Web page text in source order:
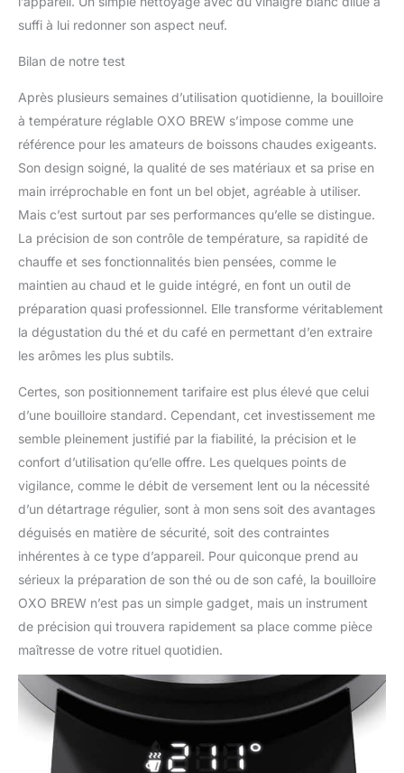
suffi à lui redonner son aspect neuf.
Bilan de notre test
Après plusieurs semaines d’utilisation quotidienne, la bouilloire
à température réglable OXO BREW s’impose comme une
référence pour les amateurs de boissons chaudes exigeants.
Son design soigné, la qualité de ses matériaux et sa prise en
main irréprochable en font un bel objet, agréable à utiliser.
Mais c’est surtout par ses performances qu’elle se distingue.
La précision de son contrôle de température, sa rapidité de
chauffe et ses fonctionnalités bien pensées, comme le
maintien au chaud et le guide intégré, en font un outil de
préparation quasi professionnel. Elle transforme véritablement
la dégustation du thé et du café en permettant d’en extraire
les arômes les plus subtils.
Certes, son positionnement tarifaire est plus élevé que celui
d’une bouilloire standard. Cependant, cet investissement me
semble pleinement justifié par la fiabilité, la précision et le
confort d’utilisation qu’elle offre. Les quelques points de
vigilance, comme le débit de versement lent ou la nécessité
d’un détartrage régulier, sont à mon sens soit des avantages
déguisés en matière de sécurité, soit des contraintes
inhérentes à ce type d’appareil. Pour quiconque prend au
sérieux la préparation de son thé ou de son café, la bouilloire
OXO BREW n’est pas un simple gadget, mais un instrument
de précision qui trouvera rapidement sa place comme pièce
maîtresse de votre rituel quotidien.